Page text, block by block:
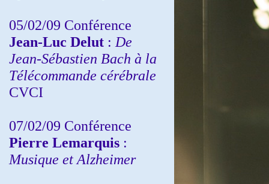
05/02/09 Conférence
Jean-Luc Delut : De
Jean-Sébastien Bach à la
Télécommande cérébrale
CVCI
07/02/09 Conférence
Pierre Lemarquis :
Musique et Alzheimer